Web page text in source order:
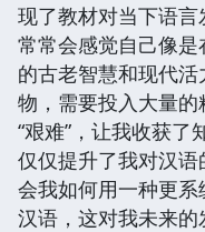
现了教材对当下语
常常会感觉自己像是
的古老智慧和现代
物，需要投入大量
“艰难”，让我收获
仅仅提升了我对汉
会我如何用一种更
汉语，这对我未来的